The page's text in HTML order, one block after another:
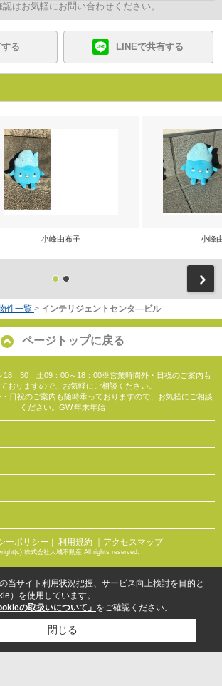
はお気軽にお問い合わせください。
る LINEで共有する
小峰由布子 小峰
件一覧 > インテリジェントセンタ―ビル
ページトップに戻る
18：30 土09：00～18：00※営業時間外・日祝のご案内も
おりますので、お気軽にご相談ください。
日祝のご案内も随時承っておりますので、お気軽にご相談
ください。GW,年末年始
ーポリシー 利用規約 ｜アクセスマップ
株式会社大城不動産 All rights reserved.
当サイト利用状況把握、サービス向上検討を目的と
）を使用しています。
の取扱いについて」 をご確認ください。
閉じる